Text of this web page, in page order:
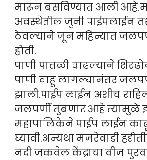
मारून बसविण्यात आली
अवस्थेतील जुनी पाईपलाईन
ठेवल्याने जून महिन्यात
होती.
पाणी पातळी वाढल्याने
पाणी वाहू लागल्यानंतर
झाली.पाईप लाईन अशीच
जलपर्णी तुंबणार आहे.त्यामुळे
महापालिकेने पाईप लाईन
घ्यावी.अन्यथा मजरेवाडी
नदी जकवेल केंद्राचा वीज